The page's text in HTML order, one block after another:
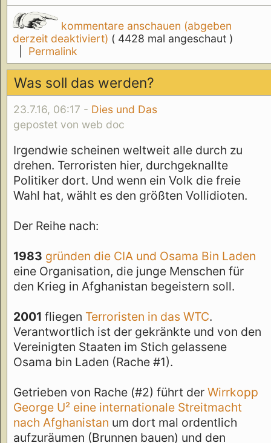
kommentare anschauen (abgeben
derzeit deaktiviert) ( 4428 mal angeschaut )
Permalink
Was soll das werden?
23.7.16, 06:17 - Dies und Das
gepostet von web doc
Irgendwie scheinen weltweit alle durch zu
drehen. Terroristen hier, durchgeknallte
Politiker dort. Und wenn ein Volk die freie
Wahl hat, wählt es den größten Vollidioten.
Der Reihe nach:
1983 gründen die CIA und Osama Bin Laden
eine Organisation, die junge Menschen für
den Krieg in Afghanistan begeistern soll.
2001 fliegen Terroristen in das WTC.
Verantwortlich ist der gekränkte und von den
Vereinigten Staaten im Stich gelassene
Osama bin Laden (Rache #1).
Getrieben von Rache (#2) führt der Wirrkopp
George U² eine internationale Streitmacht
nach Afghanistan um dort mal ordentlich
aufzuräumen (Brunnen bauen) und den